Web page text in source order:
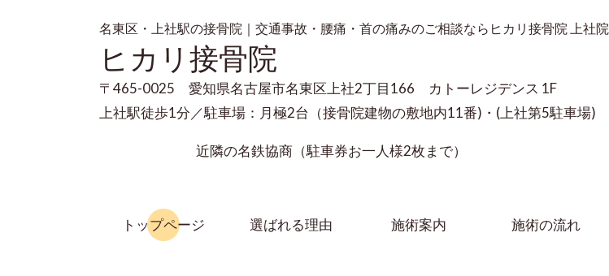
名東区・上社駅の接骨院｜交通事故・腰痛・首の痛みのご相談ならヒカリ接骨院 上社院
ヒカリ接骨院
〒465-0025 愛知県名古屋市名東区上社2丁目166 カトーレジデンス 1F
上社駅徒歩1分／駐車場：月極2台（接骨院建物の敷地内11番)・(上社第5駐車場)
近隣の名鉄協商（駐車券お一人様2枚まで）
トップページ 選ばれる理由 施術案内 施術の流れ